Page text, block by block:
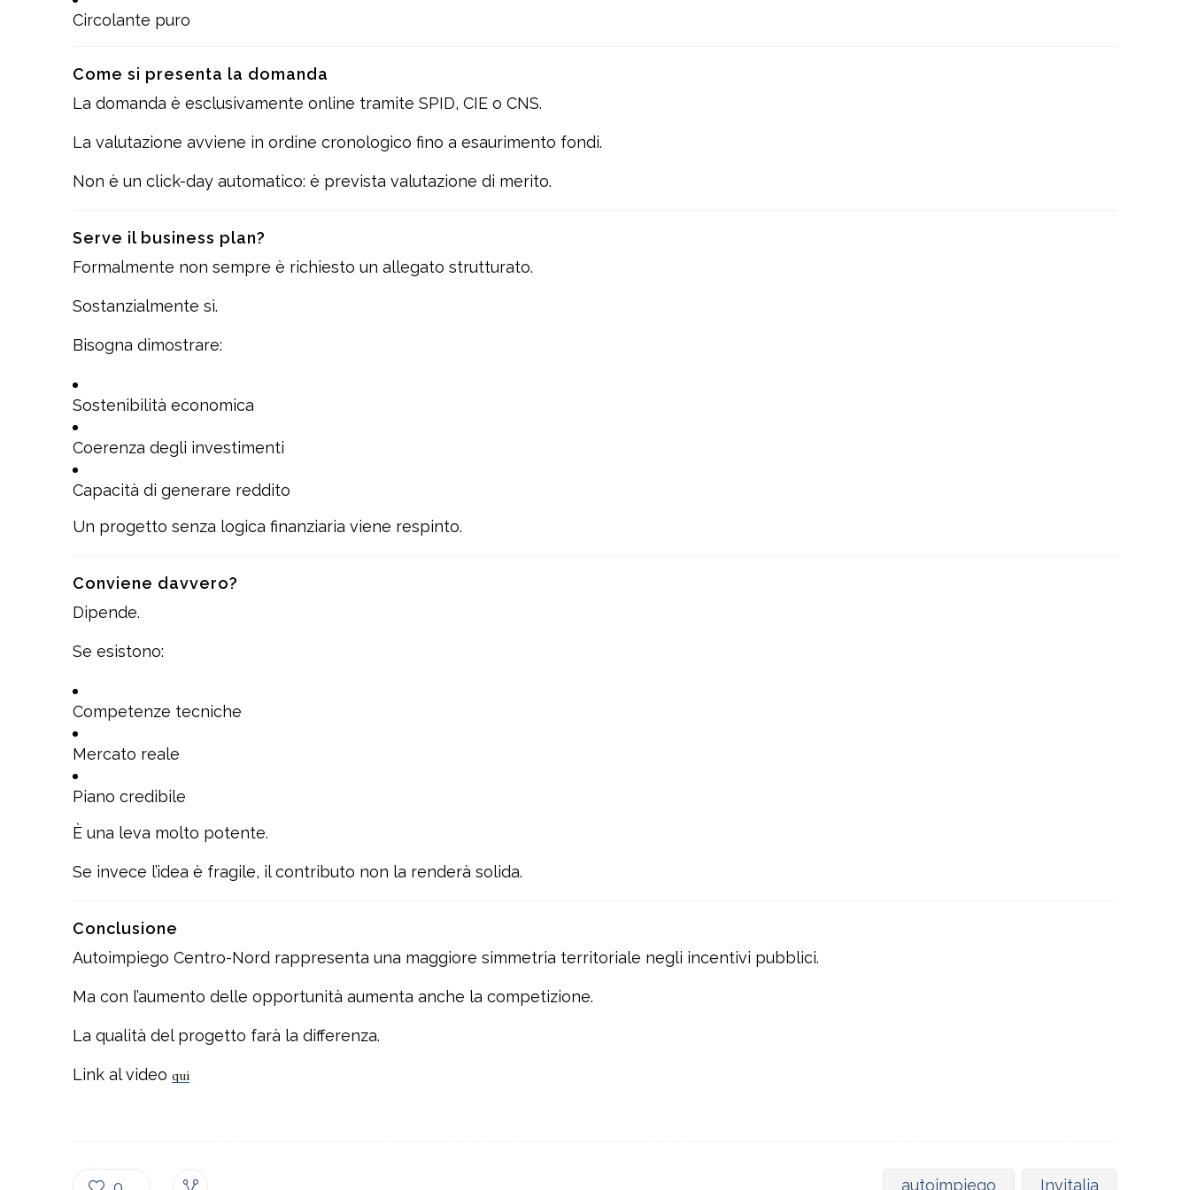
Circolante puro
Come si presenta la domanda
La domanda è esclusivamente online tramite SPID, CIE o CNS.
La valutazione avviene in ordine cronologico fino a esaurimento fondi.
Non è un click-day automatico: è prevista valutazione di merito.
Serve il business plan?
Formalmente non sempre è richiesto un allegato strutturato.
Sostanzialmente sì.
Bisogna dimostrare:
Sostenibilità economica
Coerenza degli investimenti
Capacità di generare reddito
Un progetto senza logica finanziaria viene respinto.
Conviene davvero?
Dipende.
Se esistono:
Competenze tecniche
Mercato reale
Piano credibile
È una leva molto potente.
Se invece l’idea è fragile, il contributo non la renderà solida.
Conclusione
Autoimpiego Centro-Nord rappresenta una maggiore simmetria territoriale negli incentivi pubblici.
Ma con l’aumento delle opportunità aumenta anche la competizione.
La qualità del progetto farà la differenza.
Link al video qui
autoimpiego Invitalia